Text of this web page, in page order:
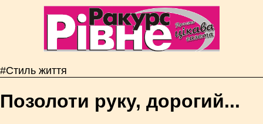
#Стиль життя
Позолоти руку, дорогий...